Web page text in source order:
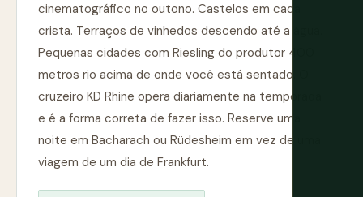
cinematográfico no outono. Castelos em cada
crista. Terraços de vinhedos descendo até a água.
Pequenas cidades com Riesling do produtor 400
metros rio acima de onde você está sentado. O
cruzeiro KD Rhine opera diariamente na temporada
e é a forma correta de fazer isso. Reserve uma
noite em Bacharach ou Rüdesheim em vez de uma
viagem de um dia de Frankfurt.